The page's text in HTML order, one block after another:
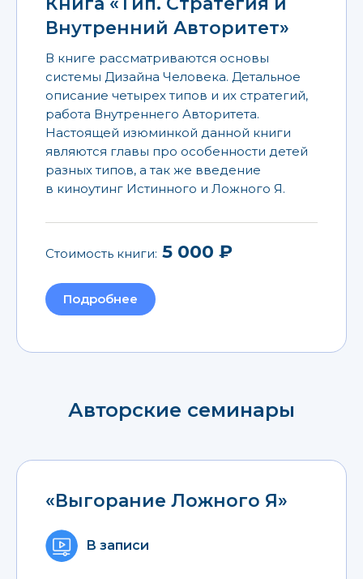
Внутренний Авторитет»
В книге рассматриваются основы
системы Дизайна Человека. Детальное
описание четырех типов и их стратегий,
работа Внутреннего Авторитета.
Настоящей изюминкой данной книги
являются главы про особенности детей
разных типов, а так же введение
в киноутинг Истинного и Ложного Я.
Стоимость книги: 5 000 ₽
Подробнее
Авторские семинары
«Выгорание Ложного Я»
В записи